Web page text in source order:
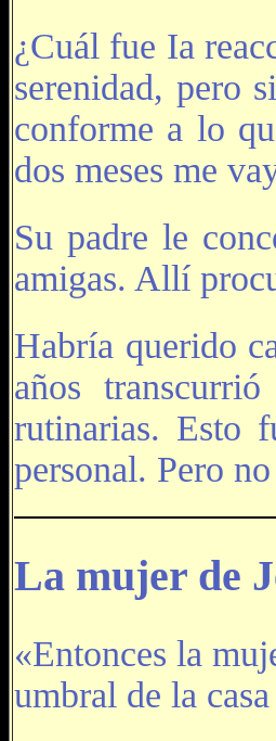
¿Cuál fue Ia
serenidad, pero
conforme a lo
dos meses me
Su padre le
amigas. Allí
Habría querido
años
rutinarias. Esto
personal. Pero
La mujer de
«Entonces la
umbral de la